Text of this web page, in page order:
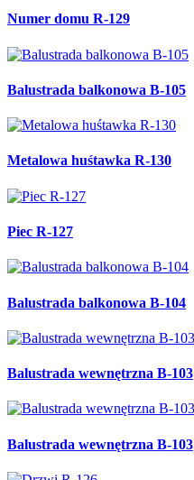
Numer domu R-129
Balustrada balkonowa B-105
Metalowa huśtawka R-130
Piec R-127
Balustrada balkonowa B-104
Balustrada wewnętrzna B-103
Balustrada wewnętrzna B-103